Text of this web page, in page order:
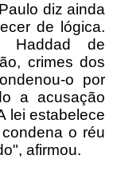
diz ainda
de lógica.
Haddad de
crimes dos
o por
a acusação
lei estabelece
o réu
afirmou.